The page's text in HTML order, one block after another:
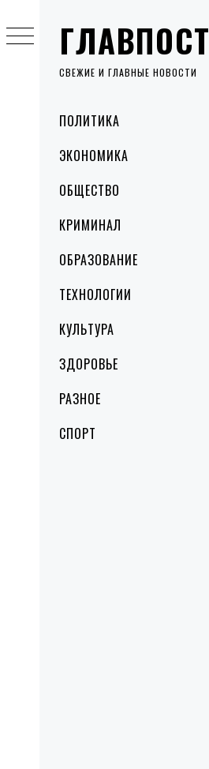
ГЛАВПОСТ
СВЕЖИЕ И ГЛАВНЫЕ НОВОСТИ
MenuПОЛИТИКА
ЭКОНОМИКА
ОБЩЕСТВО
КРИМИНАЛ
ОБРАЗОВАНИЕ
ТЕХНОЛОГИИ
КУЛЬТУРА
ЗДОРОВЬЕ
РАЗНОЕ
СПОРТ
to
content